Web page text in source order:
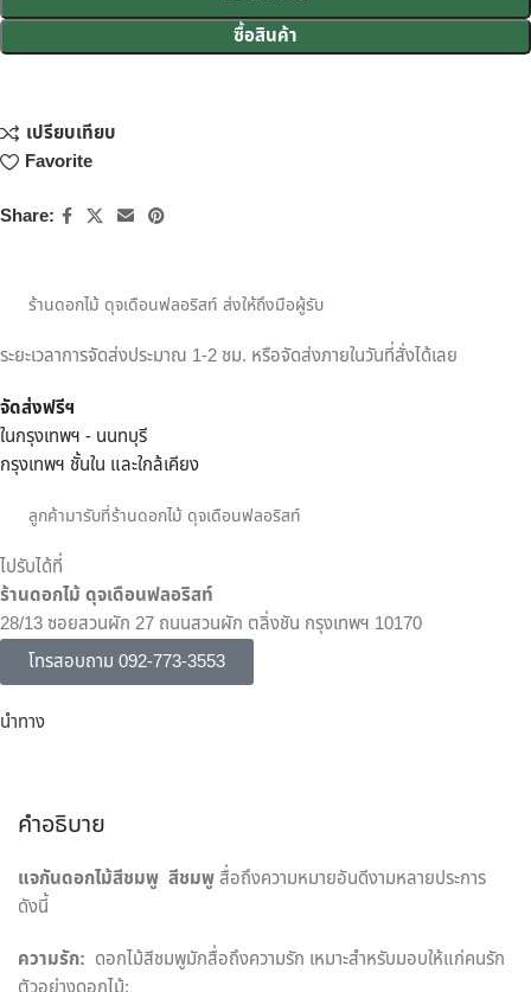
ซื้อสินค้า
เปรียบเทียบ
Favorite
Share:
ร้านดอกไม้ ดุจเดือนฟลอริสท์ ส่งให้ถึงมือผู้รับ
ระยะเวลาการจัดส่งประมาณ 1-2 ชม. หรือจัดส่งภายในวันที่สั่งได้เลย
จัดส่งฟรีฯ
ในกรุงเทพฯ - นนทบุรี
กรุงเทพฯ ชั้นใน และใกล้เคียง
ลูกค้ามารับที่ร้านดอกไม้ ดุจเดือนฟลอริสท์
ไปรับได้ที่
ร้านดอกไม้ ดุจเดือนฟลอริสท์
28/13 ซอยสวนผัก 27 ถนนสวนผัก ตลิ่งชัน กรุงเทพฯ 10170
โทรสอบถาม 092-773-3553
นำทาง
คำอธิบาย
แจกันดอกไม้สีชมพู สีชมพูสื่อถึงความหมายอันดีงามหลายประการ
ดังนี้
ความรัก: ดอกไม้สีชมพูมักสื่อถึงความรัก เหมาะสำหรับมอบให้แก่คนรัก